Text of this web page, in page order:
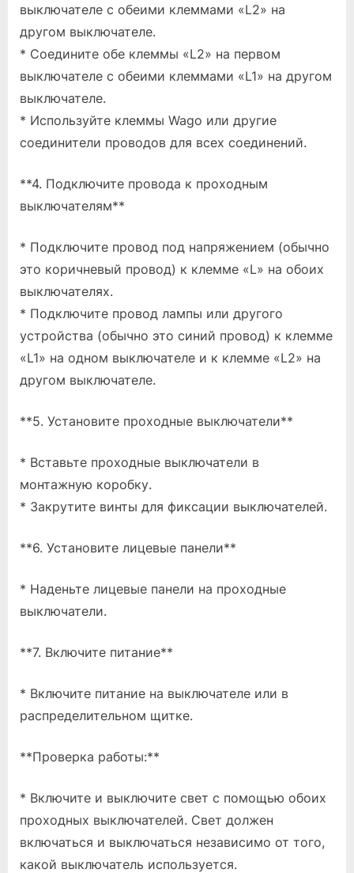
выключателе с обеими клеммами «L2» на
другом выключателе.
* Соедините обе клеммы «L2» на первом
выключателе с обеими клеммами «L1» на другом
выключателе.
* Используйте клеммы Wago или другие
соединители проводов для всех соединений.
**4. Подключите провода к проходным
выключателям**
* Подключите провод под напряжением (обычно
это коричневый провод) к клемме «L» на обоих
выключателях.
* Подключите провод лампы или другого
устройства (обычно это синий провод) к клемме
«L1» на одном выключателе и к клемме «L2» на
другом выключателе.
**5. Установите проходные выключатели**
* Вставьте проходные выключатели в
монтажную коробку.
* Закрутите винты для фиксации выключателей.
**6. Установите лицевые панели**
* Наденьте лицевые панели на проходные
выключатели.
**7. Включите питание**
* Включите питание на выключателе или в
распределительном щитке.
**Проверка работы:**
* Включите и выключите свет с помощью обоих
проходных выключателей. Свет должен
включаться и выключаться независимо от того,
какой выключатель используется.